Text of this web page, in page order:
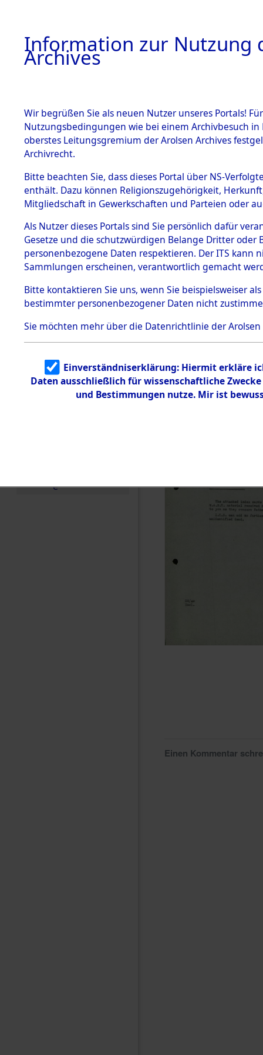
BESTÄNDE
1.
mente
5. Verschiedenes
5.3
Todesmärsche
5.3.1 Alliierte
Erhebungen
zu
Todesmärsch
en
5.3.2
Identifizierun
g
5.3.3
Todesmärsch
e
der UN-
Checking")
Einen Kommentar
Information zur Nutzung
Archives
Wir begrüßen Sie als neuen Nutzer unseres Portals!
Nutzungsbedingungen wie bei einem Archivbesuch
oberstes Leitungsgremium der Arolsen Archives
Archivrecht.
Bitte beachten Sie, dass dieses Portal über NS-
enthält. Dazu können Religionszugehörigkeit,
Mitgliedschaft in Gewerkschaften und Parteien oder
Als Nutzer dieses Portals sind Sie persönlich dafür
Gesetze und die schutzwürdigen Belange Dritter
personenbezogene Daten respektieren. Der ITS
Sammlungen erscheinen, verantwortlich gemacht
Bitte kontaktieren Sie uns, wenn Sie beispielsweiser
bestimmter personenbezogener Daten nicht
Sie möchten mehr über die Datenrichtlinie der Arolsen
Einverständniserklärung: Hiermit erkläre
Daten ausschließlich für wissenschaftliche
und Bestimmungen nutze. Mir ist